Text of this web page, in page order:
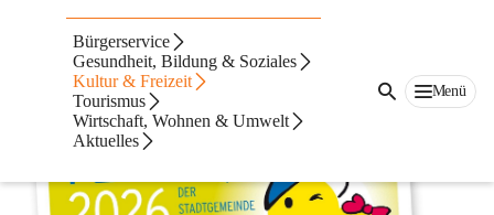
Bürgerservice
Gesundheit, Bildung & Soziales
Kultur & Freizeit
Tourismus
Wirtschaft, Wohnen & Umwelt
Aktuelles
Menü
Ferien(s)pass
Spiel, Spaß & Abenteuer in den Sommerferien